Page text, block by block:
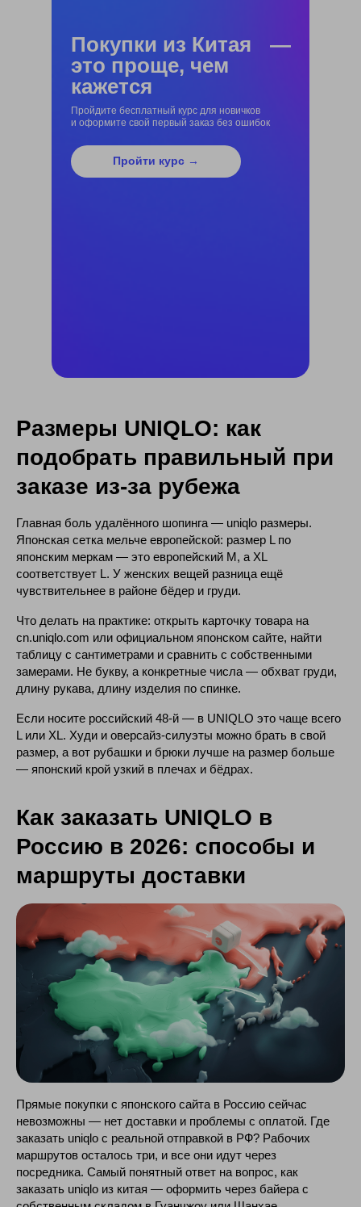
Покупки из Китая —
это проще, чем
кажется
Пройдите бесплатный курс для новичков
и оформите свой первый заказ без ошибок
Пройти курс →
Размеры UNIQLO: как
подобрать правильный при
заказе из-за рубежа
Главная боль удалённого шопинга — uniqlo размеры.
Японская сетка мельче европейской: размер L по
японским меркам — это европейский M, а XL
соответствует L. У женских вещей разница ещё
чувствительнее в районе бёдер и груди.
Что делать на практике: открыть карточку товара на
cn.uniqlo.com или официальном японском сайте, найти
таблицу с сантиметрами и сравнить с собственными
замерами. Не букву, а конкретные числа — обхват груди,
длину рукава, длину изделия по спинке.
Если носите российский 48-й — в UNIQLO это чаще всего
L или XL. Худи и оверсайз-силуэты можно брать в свой
размер, а вот рубашки и брюки лучше на размер больше
— японский крой узкий в плечах и бёдрах.
Как заказать UNIQLO в
Россию в 2026: способы и
маршруты доставки
Прямые покупки с японского сайта в Россию сейчас
невозможны — нет доставки и проблемы с оплатой. Где
заказать uniqlo с реальной отправкой в РФ? Рабочих
маршрутов осталось три, и все они идут через
посредника. Самый понятный ответ на вопрос, как
заказать uniqlo из китая — оформить через байера с